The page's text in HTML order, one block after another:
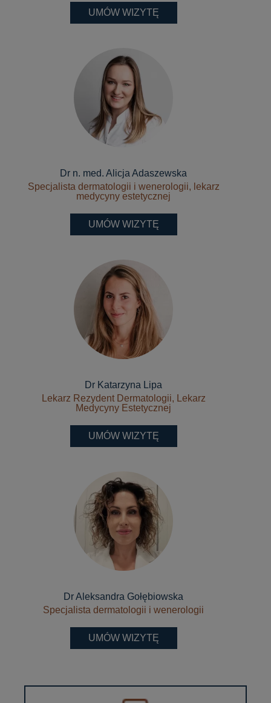
UMÓW WIZYTĘ
Dr n. med. Alicja Adaszewska
Specjalista dermatologii i wenerologii, lekarz
medycyny estetycznej
UMÓW WIZYTĘ
Dr Katarzyna Lipa
Lekarz Rezydent Dermatologii, Lekarz
Medycyny Estetycznej
UMÓW WIZYTĘ
Dr Aleksandra Gołębiowska
Specjalista dermatologii i wenerologii
UMÓW WIZYTĘ